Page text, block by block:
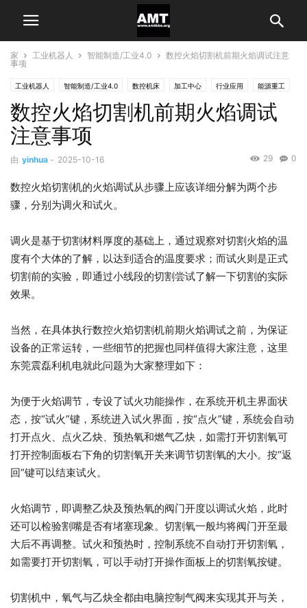
家 工业机器人 智能制造/工业4.0
数控火焰切割机前期火焰调试注意
事项
工业机器人 智能制造/工业4.0 数控机床 加工中心 行业应用 能源重工
数控火焰切割机前期火焰调试
注意事项
由 yinhua - 2025-10-16 0
29
数控火焰切割机的火焰调试从步骤上应该详细分解为两个步
骤，分别为调火和试火。
调火是基于切割材料厚度的基础上，通过观察对切割火焰的温
度有个大体的了解，以达到适合的温度要求；而试火则是正式
切割前的实验，即通过小线段的切割尝试了解一下切割的实际
效果。
当然，在具体执行数控火焰切割机前期火焰调试之前，为保证
设备的正常运转，一些细节的把握也同样值得大家注意，这里
东莞震磊利机电就此问题为大家整理如下：
为便于火焰调节，专设了试火功能操作，在系统开机主界面状
态，按“试火”键，系统进入试火界面，按“点火”键，系统会自动
打开点火、点火乙炔、预热氧和燃气乙炔，如需打开切割氧可
打开控制面板右下角的切割氧开关来调节切割氧的大小。按“返
回”键可以结束试火。
火焰调节，即调整乙炔及预热氧的阀门开度以调试火焰，此时
还可以检验割嘴是否有堵塞现象。切割氧一般均将阀门开至最
大后不再调整。试火和预热时，控制系统不自动打开切割氧，
如需要打开切割氧，可以手动打开操作面板上的切割氧按键。
切割机中，氧气与乙炔全都由电脑控制气阀来实现其开与关，